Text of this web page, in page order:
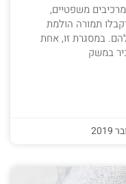
משפטיים,
תמורה הולמת
במסגרת זו, אחת
במשק